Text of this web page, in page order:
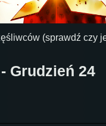
(sprawdź czy
Grudzień 24